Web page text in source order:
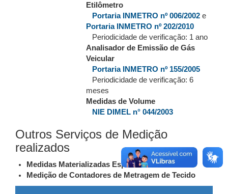
Etilômetro
Portaria INMETRO nº 006/2002 e
Portaria INMETRO nº 202/2010
Periodicidade de verificação: 1 ano
Analisador de Emissão de Gás
Veicular
Portaria INMETRO nº 155/2005
Periodicidade de verificação: 6
meses
Medidas de Volume
NIE DIMEL n° 044/2003
Outros Serviços de Medição
realizados
Medidas Materializadas Especiais de Volumes
Medição de Contadores de Metragem de Tecido